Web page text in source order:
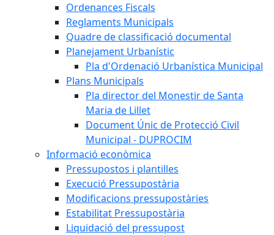
Ordenances Fiscals
Reglaments Municipals
Quadre de classificació documental
Planejament Urbanístic
Pla d'Ordenació Urbanística Municipal
Plans Municipals
Pla director del Monestir de Santa
Maria de Lillet
Document Únic de Protecció Civil
Municipal - DUPROCIM
Informació econòmica
Pressupostos i plantilles
Execució Pressupostària
Modificacions pressupostàries
Estabilitat Pressupostària
Liquidació del pressupost